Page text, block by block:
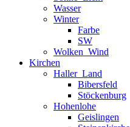
Wasser
Winter
Farbe
SW
Wolken_Wind
Kirchen
Haller_Land
Bibersfeld
Stöckenburg
Hohenlohe
Geislingen